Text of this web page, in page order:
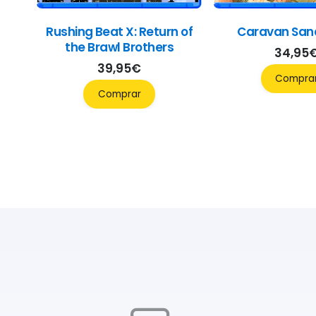
Rushing Beat X: Return of
the Brawl Brothers
39,95€
Comprar
Caravan
34,95